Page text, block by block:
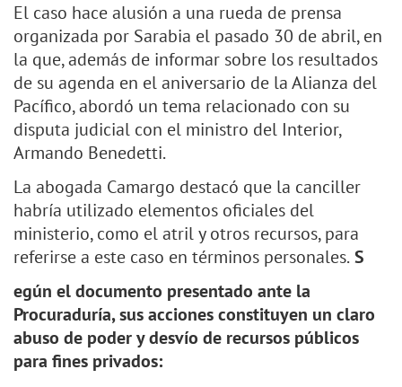
El caso hace alusión a una rueda de prensa
organizada por Sarabia el pasado 30 de abril, en
la que, además de informar sobre los resultados
de su agenda en el aniversario de la Alianza del
Pacífico, abordó un tema relacionado con su
disputa judicial con el ministro del Interior,
Armando Benedetti.
La abogada Camargo destacó que la canciller
habría utilizado elementos oficiales del
ministerio, como el atril y otros recursos, para
referirse a este caso en términos personales.S
egún el documento presentado ante la
Procuraduría, sus acciones constituyen un claro
abuso de poder y desvío de recursos públicos
para fines privados: